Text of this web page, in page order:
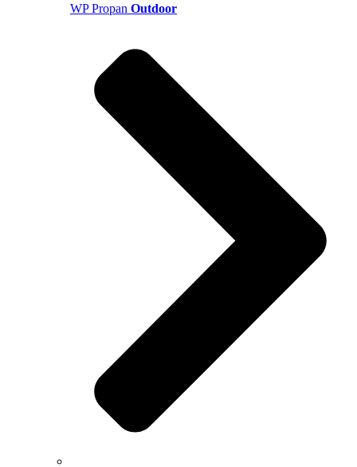
WP Propan Outdoor